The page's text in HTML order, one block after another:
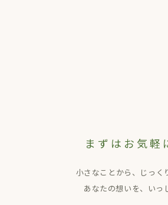
まずはお気軽
小さなことから、じっく
あなたの想いを、いっ